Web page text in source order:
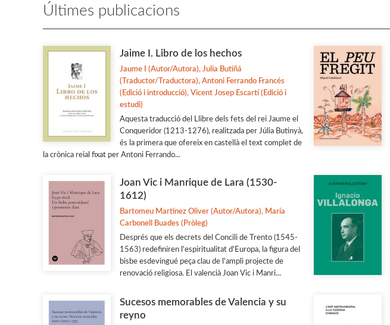
Últimes publicacions
Jaime I. Libro de los hechos
Jaume I (Autor/Autora), Julia Butiñá
(Traductor/Traductora), Antoni Ferrando Francés
(Edició i introducció), Vicent Josep Escartí (Edició i
estudi)
Aquesta traducció del Llibre dels fets del rei Jaume el
Conqueridor (1213-1276), realitzada per Júlia Butinyà,
és la primera que ofereix en castellà el text complet de
la crònica reial fixat per Antoni Ferrando...
Joan Vic i Manrique de Lara (1530-
1612)
Bartomeu Martínez Oliver (Autor/Autora), María
Carbonell Buades (Pròleg)
Després que els decrets del Concili de Trento (1545-
1563) redefiniren l'espiritualitat d'Europa, la figura del
bisbe esdevingué peça clau de l'ampli projecte de
renovació religiosa. El valencià Joan Vic i Manri...
Sucesos memorables de Valencia y su
reyno